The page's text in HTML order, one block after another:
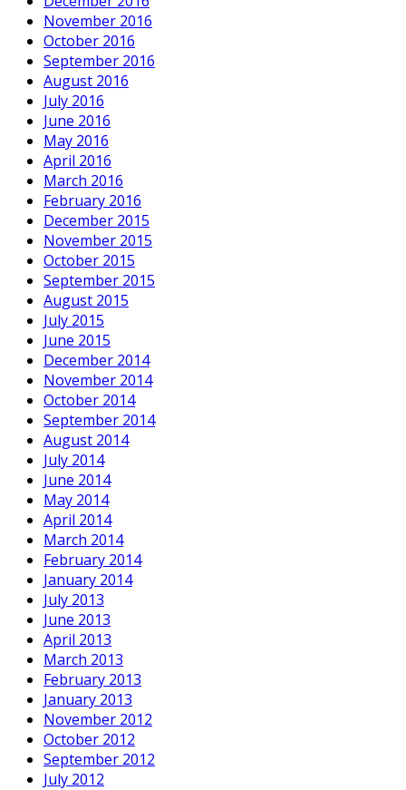
November 2016
October 2016
September 2016
August 2016
July 2016
June 2016
May 2016
April 2016
March 2016
February 2016
December 2015
November 2015
October 2015
September 2015
August 2015
July 2015
June 2015
December 2014
November 2014
October 2014
September 2014
August 2014
July 2014
June 2014
May 2014
April 2014
March 2014
February 2014
January 2014
July 2013
June 2013
April 2013
March 2013
February 2013
January 2013
November 2012
October 2012
September 2012
July 2012